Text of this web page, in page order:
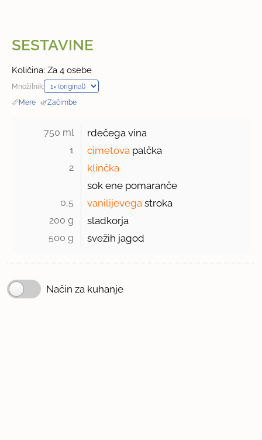
SESTAVINE
Količina: Za 4 osebe
Množilnik:
📏Mere · 🌿Začimbe
750 ml rdečega vina
1 cimetova palčka
2
klinčka
sok ene pomaranče
0,5 vanilijevega stroka
200 g sladkorja
500 g svežih jagod
Način za kuhanje